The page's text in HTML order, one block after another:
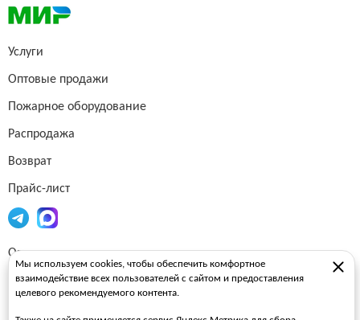
Услуги
Оптовые продажи
Пожарное оборудование
Распродажа
Возврат
Прайс-лист
Огнетушители
Пожарные рукава
Мы используем cookies, чтобы обеспечить комфортное
взаимодействие всех пользователей с сайтом и предоставления
целевого рекомендуемого контента.